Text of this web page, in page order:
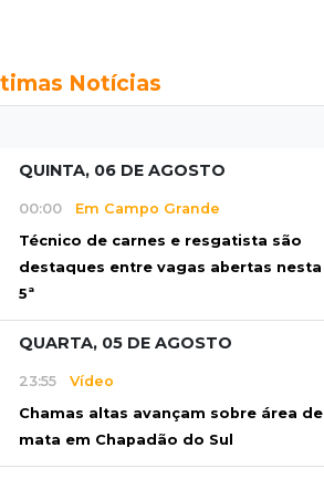
Notícias
QUINTA, 06 DE AGOSTO
00:00 Em Campo Grande
Técnico de carnes e resgatista são
destaques entre vagas abertas nesta
5ª
QUARTA, 05 DE AGOSTO
23:55 Vídeo
Chamas altas avançam sobre área de
mata em Chapadão do Sul